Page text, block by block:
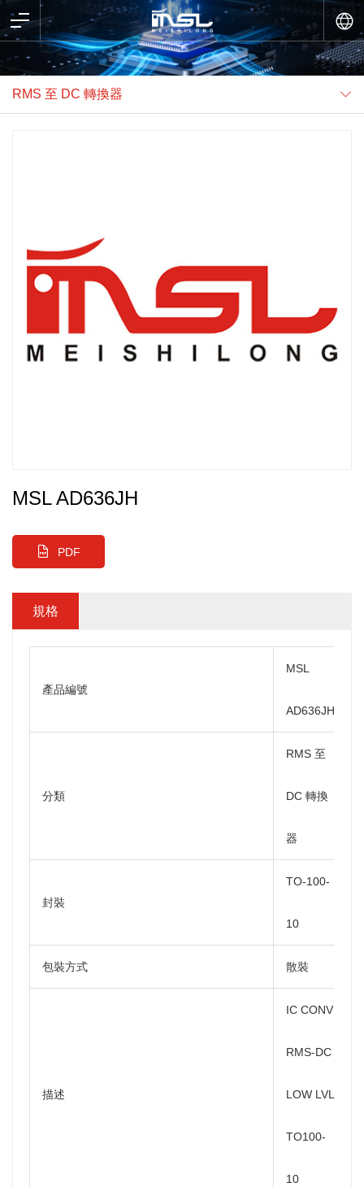
RMS 至 DC 轉換器
MSL AD636JH
PDF
規格
產品編號
MSL
AD636JH
分類
RMS 至
DC 轉換
器
封裝
TO-100-
10
包裝方式 散裝
描述
IC CONV
RMS-DC
LOW LVL
TO100-
10